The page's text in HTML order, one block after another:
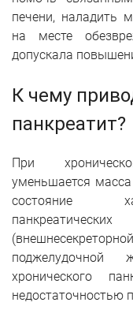
печени, наладить
на месте
допускала
К чему
панкреатит?
При
уменьшается
состояние
поджелудочной
хронического
недостаточностью